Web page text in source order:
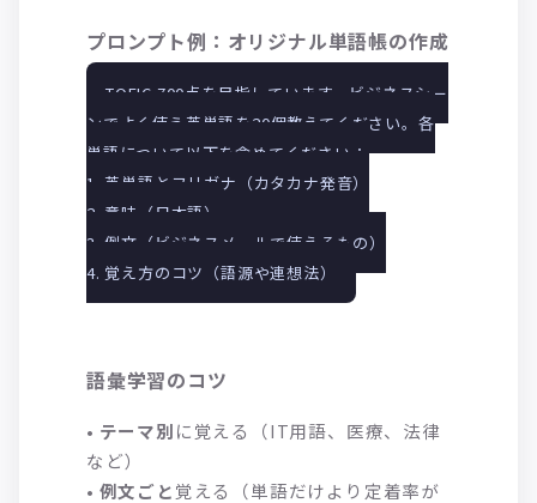
プロンプト例：オリジナル単語帳の作成
TOEIC 700点を目指しています。ビジネスシー
ンでよく使う英単語を20個教えてください。各
単語について以下を含めてください：
1. 英単語とフリガナ（カタカナ発音）
2. 意味（日本語）
3. 例文（ビジネスメールで使えるもの）
4. 覚え方のコツ（語源や連想法）
語彙学習のコツ
• テーマ別に覚える（IT用語、医療、法律
など）
• 例文ごと覚える（単語だけより定着率が